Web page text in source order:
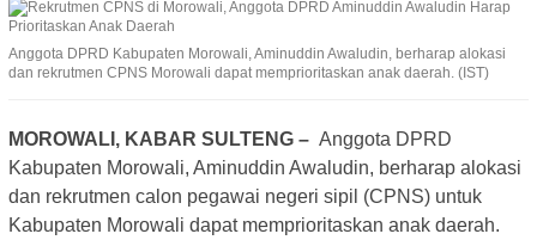
Anggota DPRD Kabupaten Morowali, Aminuddin Awaludin, berharap alokasi
dan rekrutmen CPNS Morowali dapat memprioritaskan anak daerah. (IST)
MOROWALI, KABAR SULTENG – Anggota DPRD
Kabupaten Morowali, Aminuddin Awaludin, berharap alokasi
dan rekrutmen calon pegawai negeri sipil (CPNS) untuk
Kabupaten Morowali dapat memprioritaskan anak daerah.